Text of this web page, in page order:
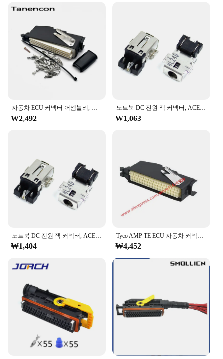
ergonomic design ensures that they fit snugly into
various devices, providing a secure connection that
is essential for optimal performance.
**Versatile and Convenient for Wholesalers and
Suppliers**
Whether you're a wholesaler, vendor, or supplier,
the 55잭 connector sets are an indispensable part of
quality; they are also about convenience. The sets
come complete with all the necessary connectors,
making it easy for you to meet the diverse needs of
their electronic devices.
**Designed for Ease of Use and Durability**
The 55잭 connector sets are not just about
functionality; they are also about ease of use. The
connectors are designed to be user-friendly,
Their durability is unmatched, ensuring that they
withstand the test of time and maintain their
performance over extended periods. The 55잭
connector is an investment in reliability and
looking for a robust and long-lasting solution for
their electronic devices.
자동차 ECU 커넥터 어셈블리, 밀봉되지 않은 전기 와이어 소켓, 55 핀, 292096-1, 936001-1, 368005-1, 85251-1, 1 세트
₩2,492
노트북 DC 전원 잭 커넥터, ACER A515-54 A515-54G A515-55 A315-55G A315-55KG A315-23 A314-22 N18Q13 N20Q1 EX21553 나노, 1 개
₩1,063
노트북 DC 전원 잭 커넥터, ACER A515-54 A515-54G A515-55 A315-55G A315-55KG A315-23 A314-22 N18Q13 N20Q1 EX21553 S50-51
₩1,404
Tyco AMP TE ECU 자동차 커넥터 암 자동 플러그, 55 핀, 55 P 292096-1
₩4,452